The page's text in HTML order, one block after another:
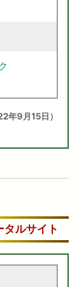
年9月15日）
ルサイト